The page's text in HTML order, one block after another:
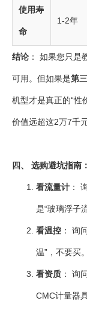
使用寿
命
1-2年
结论 ： 如果您只是
可用。但如果是第
机型才是真正的“性
价值远超这2万7千
四、 选购避坑指南
看流量计 ：
是“玻璃浮子
看温控 ： 询
温”，不要买
看资质 ： 询
CMC计量器